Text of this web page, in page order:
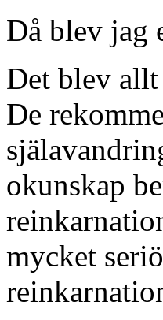
Då blev jag
Det blev
De
okunskap
mycket